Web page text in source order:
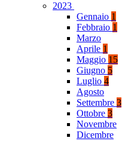
2023
Gennaio 1
Febbraio 1
Marzo
Aprile 1
Maggio 15
Giugno 5
Luglio 4
Agosto
Settembre 3
Ottobre 3
Novembre
Dicembre